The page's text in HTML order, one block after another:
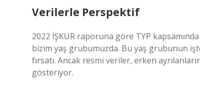
Verilerle Perspektif
2022 İŞKUR raporuna göre TYP
bizim yaş grubumuzda. Bu yaş grubunun
fırsatı. Ancak resmi veriler, erken
gösteriyor.